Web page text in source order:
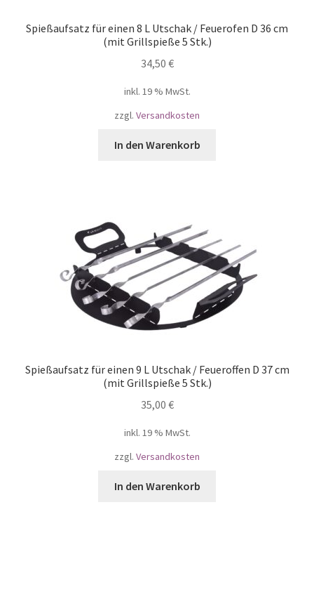
Spießaufsatz für einen 8 L Utschak / Feuerofen D 36 cm
(mit Grillspieße 5 Stk.)
34,50 €
inkl. 19 % MwSt.
zzgl. Versandkosten
In den Warenkorb
Spießaufsatz für einen 9 L Utschak / Feueroffen D 37 cm
(mit Grillspieße 5 Stk.)
35,00 €
inkl. 19 % MwSt.
zzgl. Versandkosten
In den Warenkorb